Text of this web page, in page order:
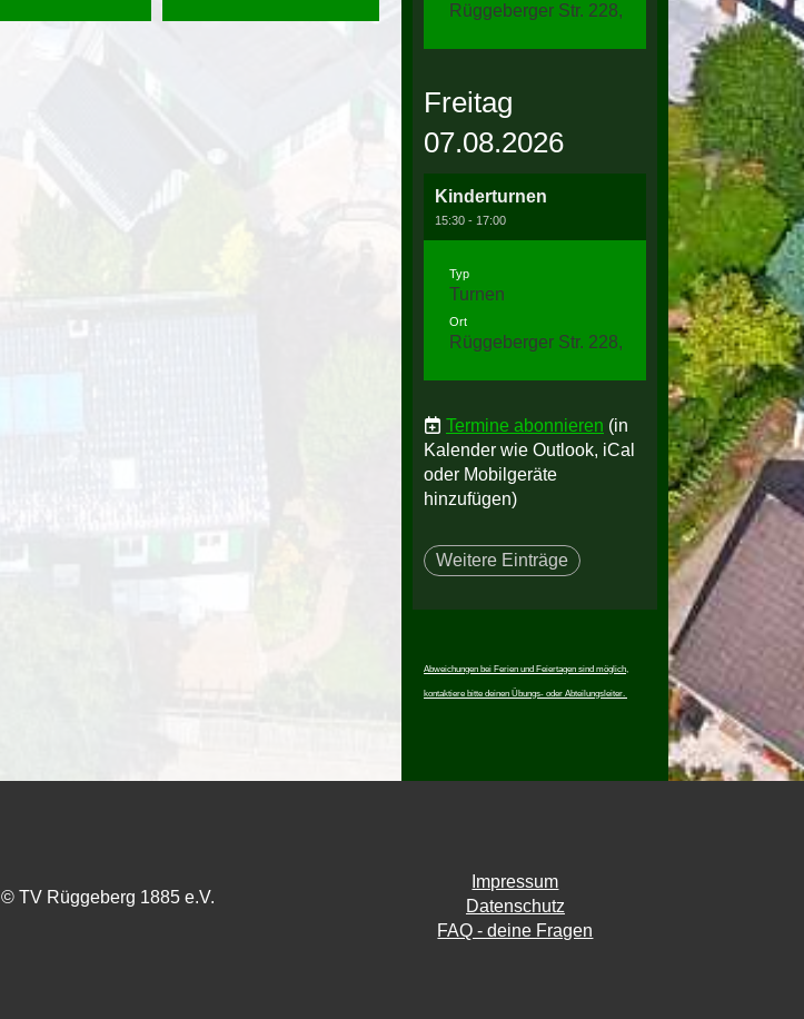
Rüggeberger Str. 228, 58256 Ennepetal
Freitag
07.08.2026
Kinderturnen
15:30 - 17:00
Typ
Turnen
Ort
Rüggeberger Str. 228, 58256 Ennepetal
Termine abonnieren (in
Kalender wie Outlook, iCal
oder Mobilgeräte
hinzufügen)
Weitere Einträge
Abweichungen bei Ferien und Feiertagen sind möglich,
kontaktiere bitte deinen Übungs- oder Abteilungsleiter.
© TV Rüggeberg 1885 e.V.
Impressum
Datenschutz
FAQ - deine Fragen